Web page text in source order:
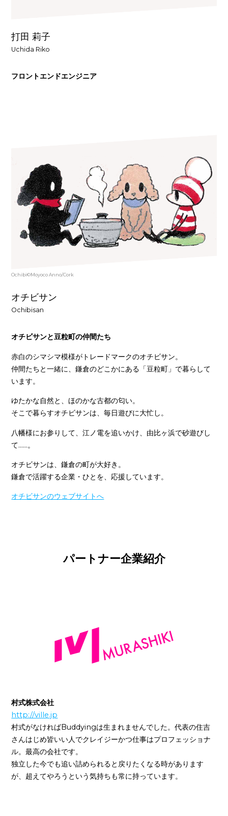
打田 莉子
Uchida Riko
フロントエンドエンジニア
Ochibi©Moyoco Anno/Cork
オチビサン
Ochibisan
オチビサンと豆粒町の仲間たち
赤白のシマシマ模様がトレードマークのオチビサン。
仲間たちと一緒に、鎌倉のどこかにある「豆粒町」で暮らして
います。
ゆたかな自然と、ほのかな古都の匂い。
そこで暮らすオチビサンは、毎日遊びに大忙し。
八幡様にお参りして、江ノ電を追いかけ、由比ヶ浜で砂遊びし
て……。
オチビサンは、鎌倉の町が大好き。
鎌倉で活躍する企業・ひとを、応援しています。
オチビサンのウェブサイトへ
パートナー企業紹介
村式株式会社
http://ville.jp
村式がなければBuddyingは生まれませんでした。代表の住吉
さんはじめ皆いい人でクレイジーかつ仕事はプロフェッショナ
ル。最高の会社です。
独立した今でも追い詰められると戻りたくなる時があります
が、超えてやろうという気持ちも常に持っています。